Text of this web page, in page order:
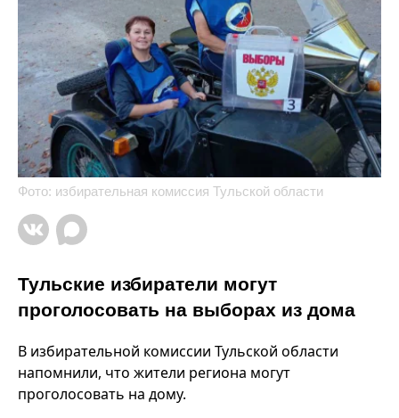
Фото: избирательная комиссия Тульской области
Тульские избиратели могут
проголосовать на выборах из дома
В избирательной комиссии Тульской области
напомнили, что жители региона могут
проголосовать на дому.